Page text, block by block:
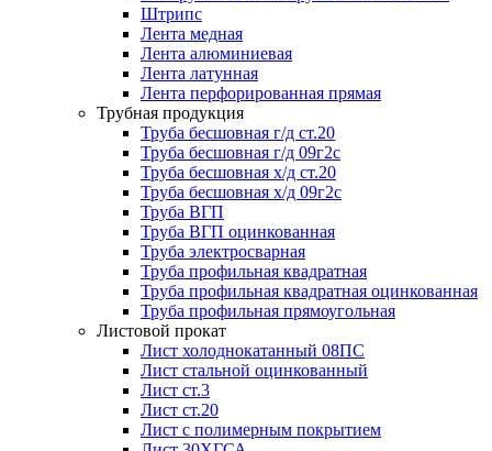
Штрипс
Лента медная
Лента алюминиевая
Лента латунная
Лента перфорированная прямая
Трубная продукция
Труба бесшовная г/д ст.20
Труба бесшовная г/д 09г2с
Труба бесшовная х/д ст.20
Труба бесшовная х/д 09г2с
Труба ВГП
Труба ВГП оцинкованная
Труба электросварная
Труба профильная квадратная
Труба профильная квадратная оцинкованная
Труба профильная прямоугольная
Листовой прокат
Лист холоднокатанный 08ПС
Лист стальной оцинкованный
Лист ст.3
Лист ст.20
Лист с полимерным покрытием